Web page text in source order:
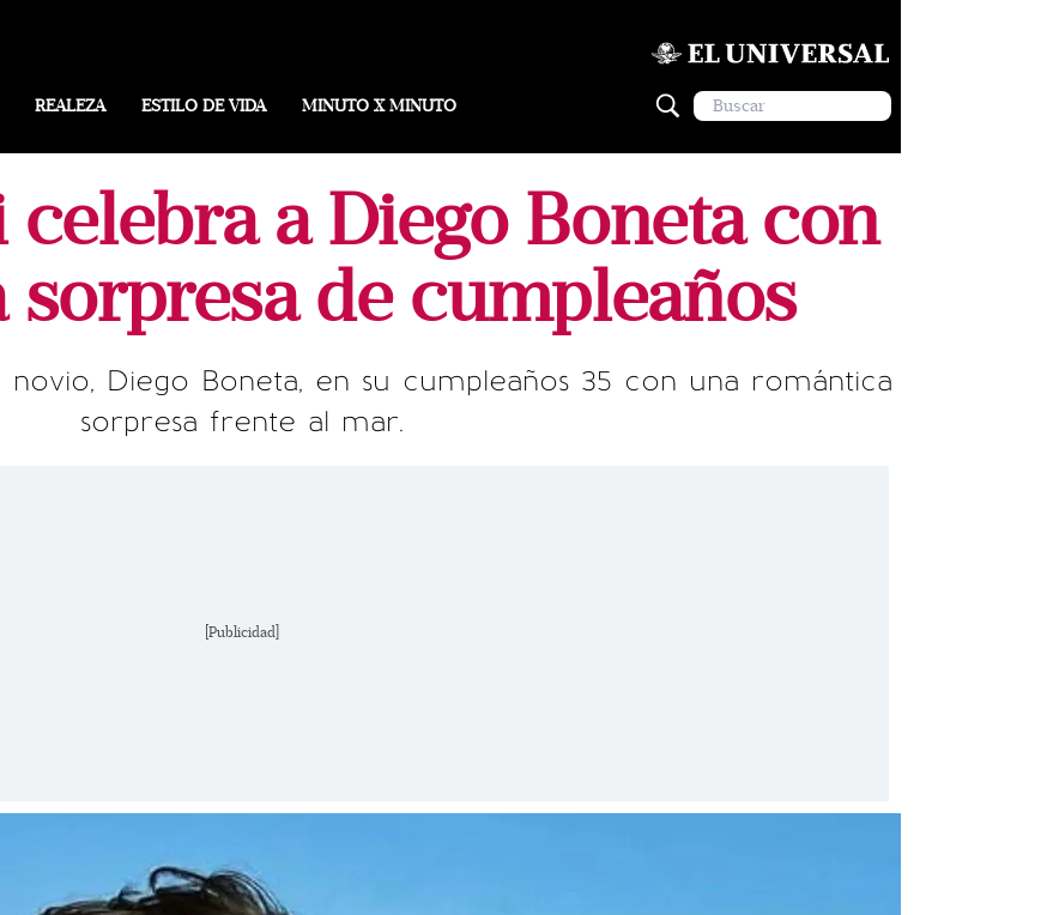
REALEZA ESTILO DE VIDA MINUTO X MINUTO
celebra a Diego Boneta con
de cumpleaños
novio, Diego Boneta, en su cumpleaños 35 con una romántica
sorpresa frente al mar.
[Publicidad]